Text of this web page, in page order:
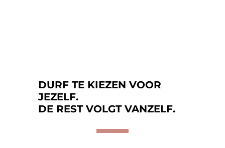
DURF TE KIEZEN VOOR
JEZELF.
DE REST VOLGT VANZELF.